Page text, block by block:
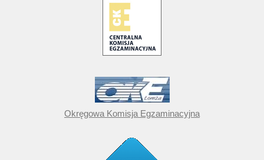
Okręgowa Komisja Egzaminacyjna